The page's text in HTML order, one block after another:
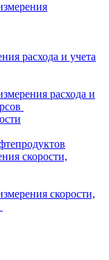
расхода и учета
расхода и
скорости,
скорости,